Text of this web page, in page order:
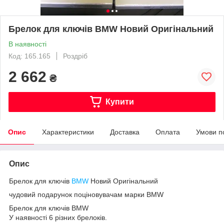
Брелок для ключів BMW Новий Оригінальний
В наявності
Код: 165.165
Роздріб
2 662 ₴
Купити
Опис Характеристики Доставка Оплата Умови
Опис
Брелок для ключів BMW Новий Оригінальний
чудовий подарунок поціновувачам марки BMW
Брелок для ключів BMW
У наявності 6 різних брелоків.